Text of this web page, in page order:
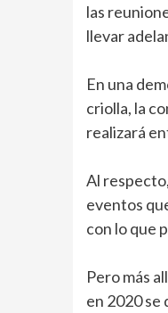
las
llevar
En una
criolla, la
realizará
Al
eventos
con lo que
Pero más
en 2020 se